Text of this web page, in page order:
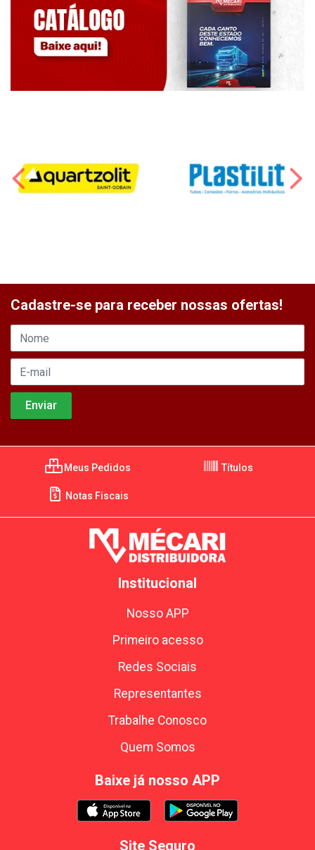
Cadastre-se para receber nossas ofertas!
Meus Pedidos Títulos
Notas Fiscais
Institucional
Nosso APP
Primeiro acesso
Redes Sociais
Representantes
Trabalhe Conosco
Quem Somos
Baixe já nosso APP
Site Seguro